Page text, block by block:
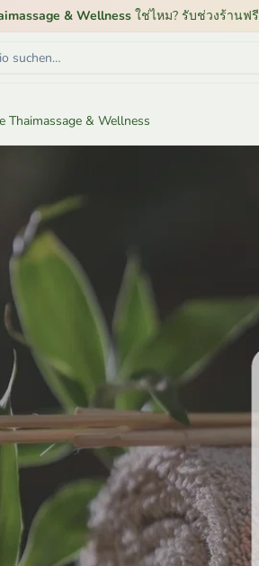
& Wellness ใช่ไหม? รับช่วงร้านฟรี
Thaimassage & Wellness